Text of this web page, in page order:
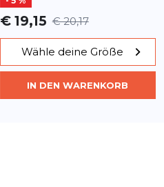
€ 19,15 € 20,17
Wähle deine Größe
IN DEN WARENKORB